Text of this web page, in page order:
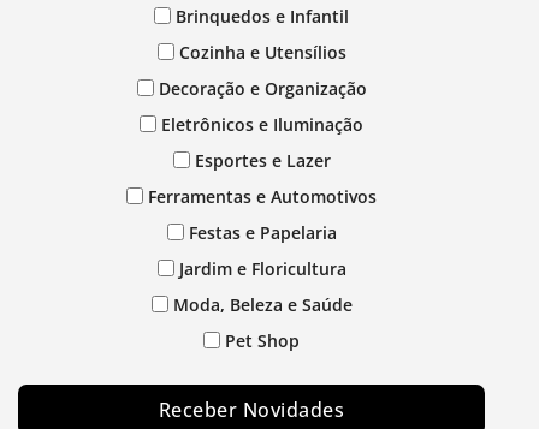
Brinquedos e Infantil
Cozinha e Utensílios
Decoração e Organização
Eletrônicos e Iluminação
Esportes e Lazer
Ferramentas e Automotivos
Festas e Papelaria
Jardim e Floricultura
Moda, Beleza e Saúde
Pet Shop
Receber Novidades